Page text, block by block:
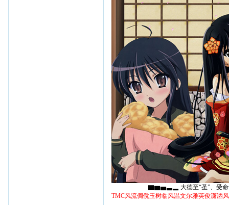
▇▆▅▃▂ 大德至“圣”、受命于“
TMC风流倜傥玉树临风温文尔雅英俊潇洒